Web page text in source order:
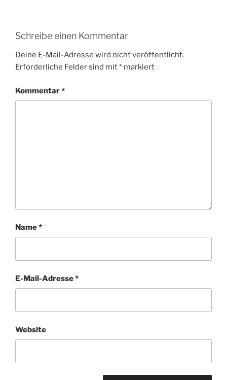
Schreibe einen Kommentar
Deine E-Mail-Adresse wird nicht veröffentlicht.
Erforderliche Felder sind mit* markiert
Kommentar*
Name*
E-Mail-Adresse*
Website